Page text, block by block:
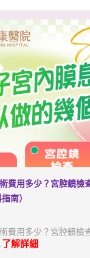
費用多少？宮腔鏡檢
南）
費用多少？宮腔鏡檢
了解詳細